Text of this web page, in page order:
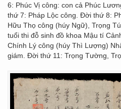
6: Phúc Vị công: con cả Phúc
thứ 7: Pháp Lộc công. Đời thứ 8:
Hữu Thọ công (húy Ngữ), Trọng
tuổi thi đỗ sinh đồ khoa Mậu tí
Chính Lý công (húy Thì Lượng)
giám. Đời thứ 11: Trọng Tường,